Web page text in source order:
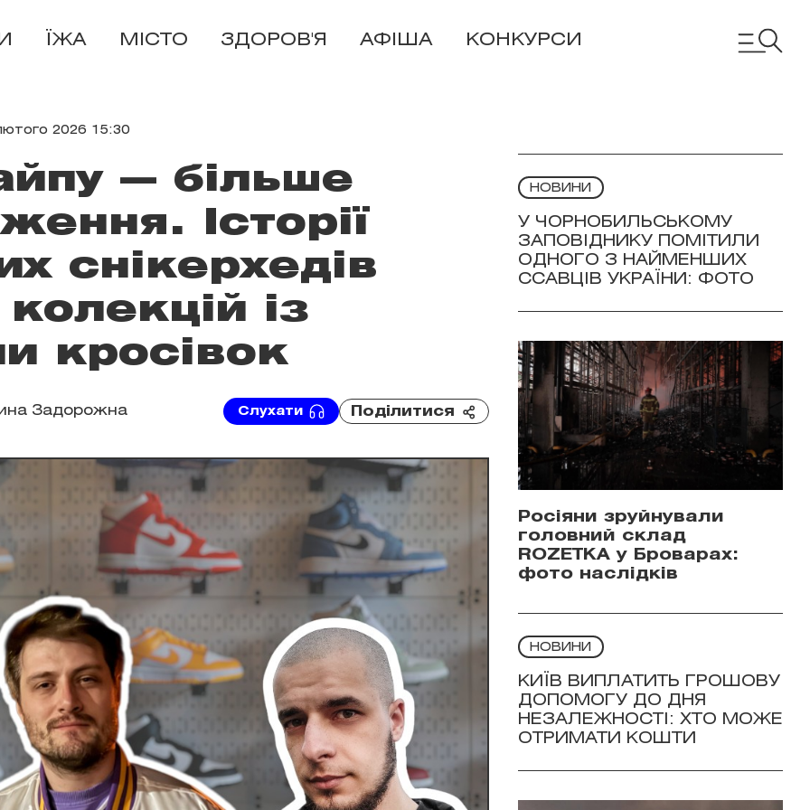
ЇЖА МІСТО ЗДОРОВ'Я АФІША КОНКУРСИ
2026 15:30
— більше
Історії
снікерхедів
колекцій із
кросівок
Задорожна Слухати Поділитися
НОВИНИ
У ЧОРНОБИЛЬСЬКОМУ
ЗАПОВІДНИКУ ПОМІТИЛИ
ОДНОГО З НАЙМЕНШИХ
ССАВЦІВ УКРАЇНИ: ФОТО
Росіяни зруйнували
головний склад
ROZETKA у Броварах:
фото наслідків
НОВИНИ
КИЇВ ВИПЛАТИТЬ ГРОШОВУ
ДОПОМОГУ ДО ДНЯ
НЕЗАЛЕЖНОСТІ: ХТО МОЖЕ
ОТРИМАТИ КОШТИ